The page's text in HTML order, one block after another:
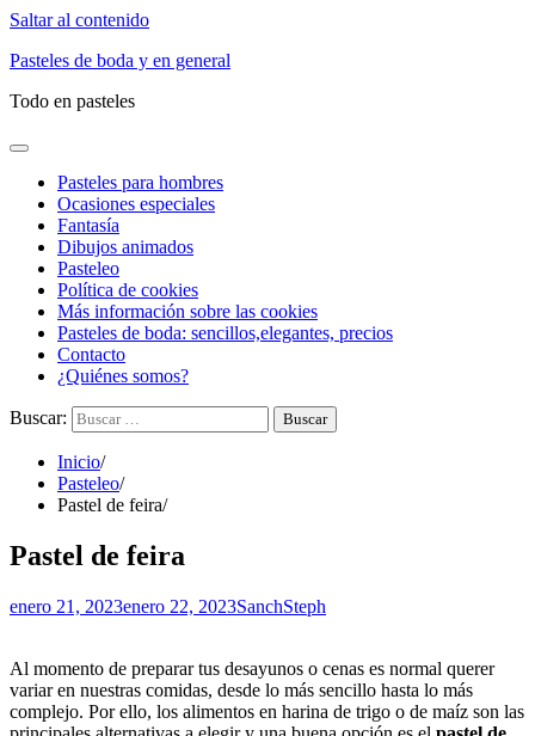
Saltar al contenido
Pasteles de boda y en general
Todo en pasteles
Pasteles para hombres
Ocasiones especiales
Fantasía
Dibujos animados
Pasteleo
Política de cookies
Más información sobre las cookies
Pasteles de boda: sencillos,elegantes, precios
Contacto
¿Quiénes somos?
Buscar:
Inicio
Pasteleo
Pastel de feira
Pastel de feira
enero 21, 2023enero 22, 2023SanchSteph
Al momento de preparar tus desayunos o cenas es normal querer
variar en nuestras comidas, desde lo más sencillo hasta lo más
complejo. Por ello, los alimentos en harina de trigo o de maíz son las